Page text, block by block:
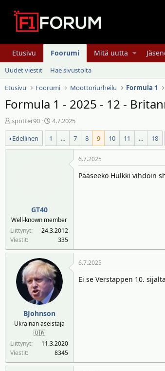
Etusivu Foorumi Mitä uutta
Uudet viestit
Hae sivustolta
Etusivu
Foorumi Moottoriurheilu Formula 1
Formula 1 - 2025 - 12 -
V
i
e
s
u
n
a
spotter90
A
l
i
v
ä
r
ä
4.7.2025
Edellinen
1 ... 7 8 9 10 11 ... 18
GT40
Well-known member
Liittynyt
24.3.2012
Viestit
335
6.7.2025
Pääseekö Hulkki vihdoin
BJohnson
Ukrainan aseistaja
🇺🇦
Liittynyt
11.3.2020
Viestit
8345
6.7.2025
Ei se Verstappen 10.